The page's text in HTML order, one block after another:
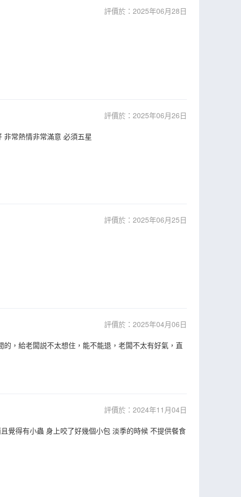
評價於：2025年06月28日
評價於：2025年06月26日
常熱情非常滿意 必須五星
評價於：2025年06月25日
評價於：2025年04月06日
，給老闆説不太想住，能不能退，老闆不太有好氣，直
評價於：2024年11月04日
覺得有小蟲 身上咬了好幾個小包 淡季的時候 不提供餐食